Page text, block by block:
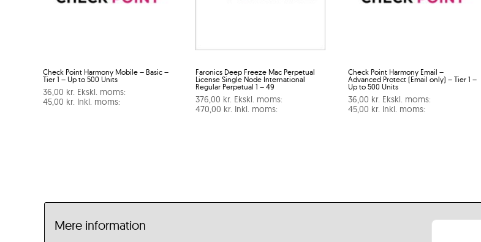
Check Point Harmony Mobile – Basic –
Tier 1 – Up to 500 Units
36,00 kr. Ekskl. moms:
45,00 kr. Inkl. moms:
Faronics Deep Freeze Mac Perpetual
License Single Node International
Regular Perpetual 1 – 49
376,00 kr. Ekskl. moms:
470,00 kr. Inkl. moms:
Check Point Harmony Email –
Advanced Protect (Email only) – Tier 1 –
Up to 500 Units
36,00 kr. Ekskl. moms:
45,00 kr. Inkl. moms:
Mere information